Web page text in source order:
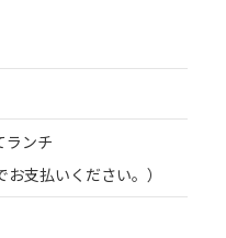
ランチ
支払いください。）